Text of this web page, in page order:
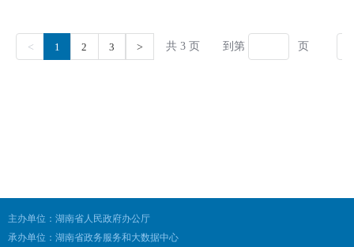
主办单位：湖南省人民政府办公厅
承办单位：湖南省政务服务和大数据中心